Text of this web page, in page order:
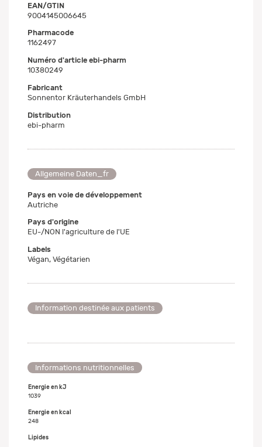
EAN/GTIN
9004145006645
Pharmacode
1162497
Numéro d'article ebi-pharm
10380249
Fabricant
Sonnentor Kräuterhandels GmbH
Distribution
ebi-pharm
Allgemeine Daten_fr
Pays en voie de développement
Autriche
Pays d'origine
EU-/NON l'agriculture de l'UE
Labels
Végan, Végétarien
Information destinée aux patients
Informations nutritionnelles
Energie en kJ
1039
Energie en kcal
248
Lipides